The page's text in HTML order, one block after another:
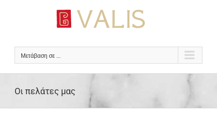
Μετάβαση σε ...
Οι πελάτες μας